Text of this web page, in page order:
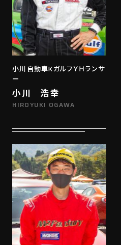
小川自動車KガルフＹＨランサ
ー
小川 浩幸
HIROYUKI OGAWA